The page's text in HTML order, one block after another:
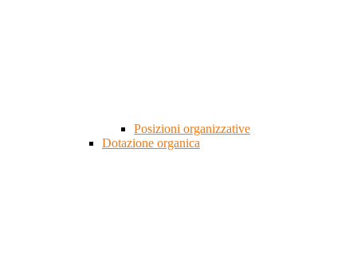
Posizioni organizzative
Dotazione organica